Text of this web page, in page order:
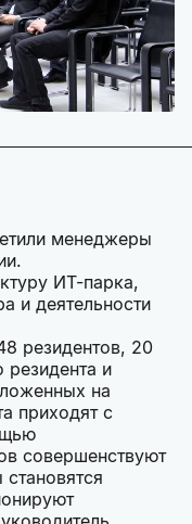
менеджеры
ИТ-парка,
и деятельности
резидентов, 20
резидента и
на
приходят с
совершенствуют